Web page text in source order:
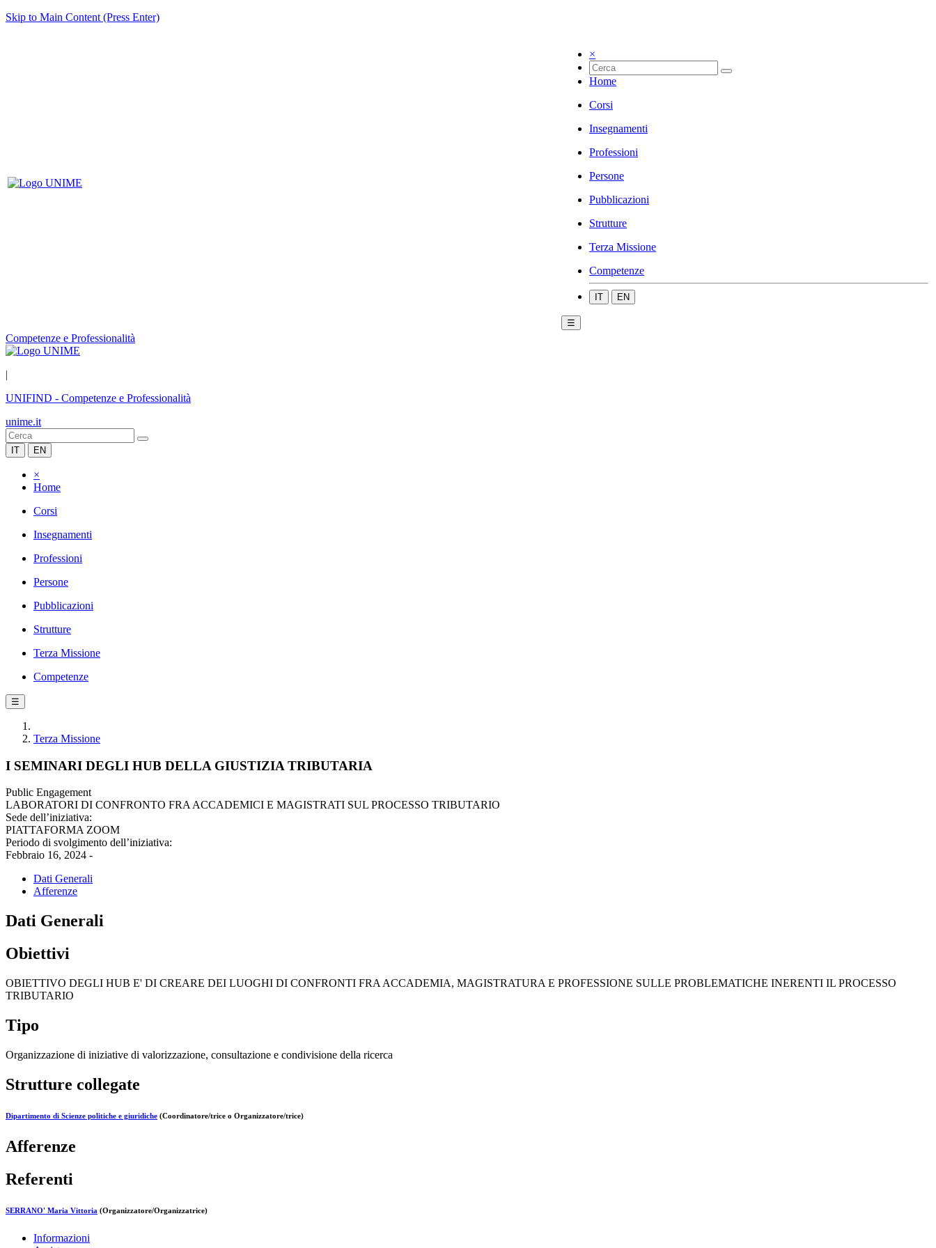
Skip to Main Content (Press Enter)
×
Home
Corsi
Insegnamenti
Professioni
Persone
Pubblicazioni
Strutture
Terza Missione
Competenze
IT EN
☰
Competenze e Professionalità
|
UNIFIND - Competenze e Professionalità
unime.it
IT EN
×
Home
Corsi
Insegnamenti
Professioni
Persone
Pubblicazioni
Strutture
Terza Missione
Competenze
☰
Terza Missione
I SEMINARI DEGLI HUB DELLA GIUSTIZIA TRIBUTARIA
Public Engagement
LABORATORI DI CONFRONTO FRA ACCADEMICI E MAGISTRATI SUL PROCESSO TRIBUTARIO
Sede dell’iniziativa:
PIATTAFORMA ZOOM
Periodo di svolgimento dell’iniziativa:
Febbraio 16, 2024 -
Dati Generali
Afferenze
Dati Generali
Obiettivi
OBIETTIVO DEGLI HUB E' DI CREARE DEI LUOGHI DI CONFRONTI FRA ACCADEMIA, MAGISTRATURA E PROFESSIONE SULLE PROBLEMATICHE INERENTI IL PROCESSO
TRIBUTARIO
Tipo
Organizzazione di iniziative di valorizzazione, consultazione e condivisione della ricerca
Strutture collegate
Dipartimento di Scienze politiche e giuridiche (Coordinatore/trice o Organizzatore/trice)
Afferenze
Referenti
SERRANO' Maria Vittoria (Organizzatore/Organizzatrice)
Informazioni